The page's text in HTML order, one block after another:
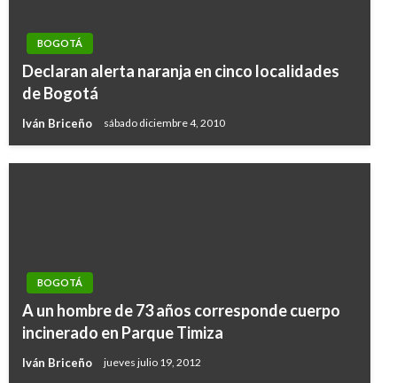
BOGOTÁ
Declaran alerta naranja en cinco localidades
de Bogotá
Iván Briceño sábado diciembre 4, 2010
BOGOTÁ
A un hombre de 73 años corresponde cuerpo
incinerado en Parque Timiza
Iván Briceño jueves julio 19, 2012
Celebra el Día Mundial de la Educación